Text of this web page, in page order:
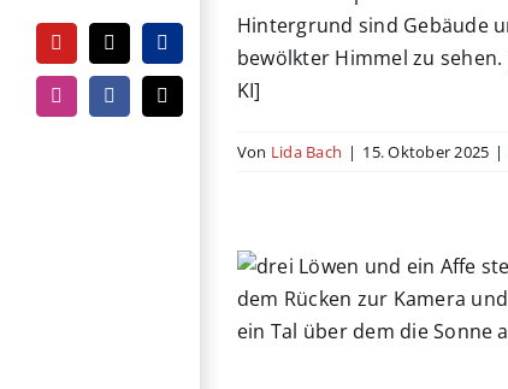
YouTubeTiktokPayPal
InstagramFacebook
E-
Mail
Von Lida Bach | 15. Oktober 2025 |